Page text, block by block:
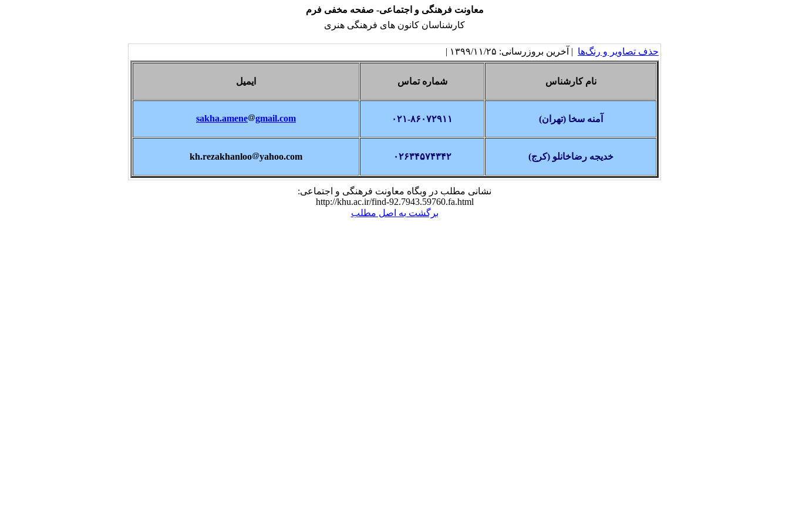
معاونت فرهنگی و اجتماعی- صفحه مخفی فرم
کارشناسان کانون های فرهنگی هنری
حذف تصاویر و رنگ‌ها | آخرین بروزرسانی: ۱۳۹۹/۱۱/۲۵ |
نام کارشناس شماره تماس ایمیل
آمنه سخا (تهران) ۰۲۱-۸۶۰۷۲۹۱۱ sakha.amene gmail.com
خدیجه رضاخانلو (کرج) ۰۲۶۳۴۵۷۴۳۴۲ kh.rezakhanloo yahoo.com
نشانی مطلب در وبگاه معاونت فرهنگی و اجتماعی:
http://khu.ac.ir/find-92.7943.59760.fa.html
برگشت به اصل مطلب